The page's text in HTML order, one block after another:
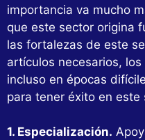
importancia va mucho
que este sector origina
las fortalezas de este
artículos necesarios,
incluso en épocas
para tener éxito en este
1. Especialización.